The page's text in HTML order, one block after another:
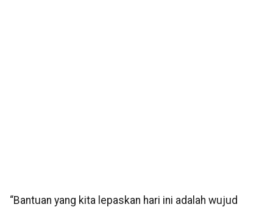
“Bantuan yang kita lepaskan hari ini adalah wujud